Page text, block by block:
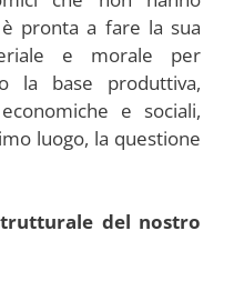
pronta a fare la sua
e morale per
la base produttiva,
e sociali,
luogo, la questione
del nostro